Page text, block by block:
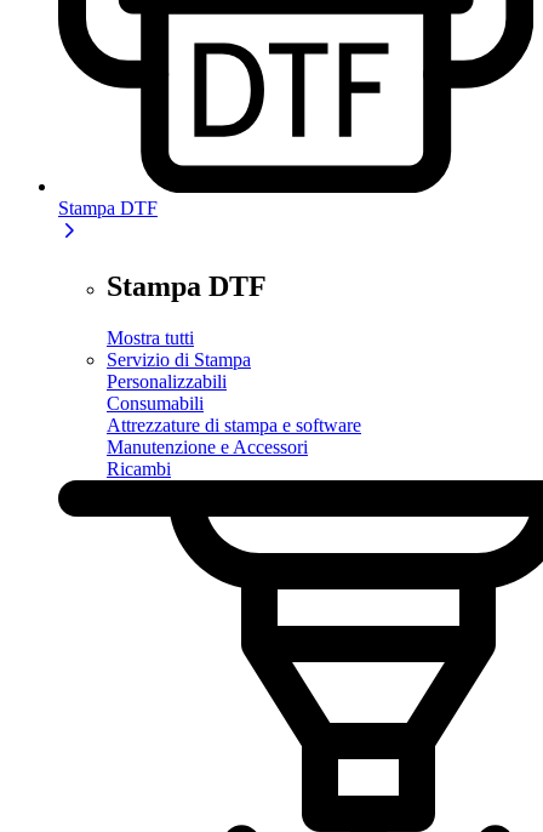
Stampa DTF
Stampa DTF
Mostra tutti
Servizio di Stampa
Personalizzabili
Consumabili
Attrezzature di stampa e software
Manutenzione e Accessori
Ricambi